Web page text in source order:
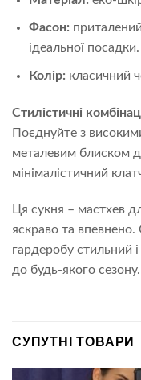
Фасон:
ідеальної посадки.
Колір: класичний
Стилістичні
Поєднуйте з
металевим блиском
мінімалістичний
Ця сукня – мастхев
яскраво та
гардеробу стильний
до будь-якого сезону.
СУПУТНІ ТОВАРИ